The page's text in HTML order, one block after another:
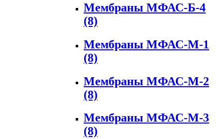
Мембраны МФАС-Б-4
(8)
Мембраны МФАС-М-1
(8)
Мембраны МФАС-М-2
(8)
Мембраны МФАС-М-3
(8)